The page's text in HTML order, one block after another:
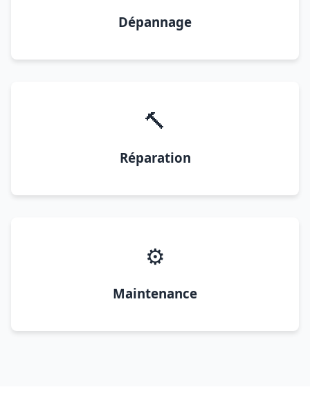
Dépannage
🔨
Réparation
⚙️
Maintenance